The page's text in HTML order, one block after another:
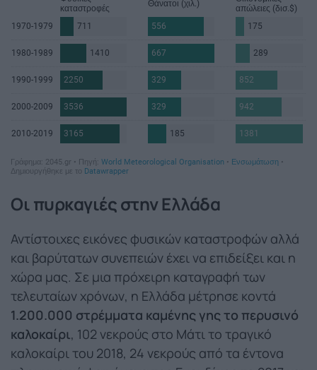
Οι πυρκαγιές στην Ελλάδα
Αντίστοιχες εικόνες φυσικών καταστροφών αλλά
και βαρύτατων συνεπειών έχει να επιδείξει και η
χώρα μας. Σε μια πρόχειρη καταγραφή των
τελευταίων χρόνων, η Ελλάδα μέτρησε κοντά
1.200.000 στρέμματα καμένης γης το περυσινό
καλοκαίρι, 102 νεκρούς στο Μάτι το τραγικό
καλοκαίρι του 2018, 24 νεκρούς από τα έντονα